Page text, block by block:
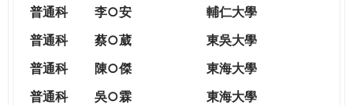
普通科
李○安
輔仁大學
普通科
蔡○葳
東吳大學
普通科
陳○傑
東海大學
普通科
吳○霖
東海大學